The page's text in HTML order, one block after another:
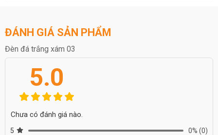
ĐÁNH GIÁ SẢN PHẨM
Đèn đá trắng xám 03
5.0
Chưa có đánh giá nào.
5 0% (0)